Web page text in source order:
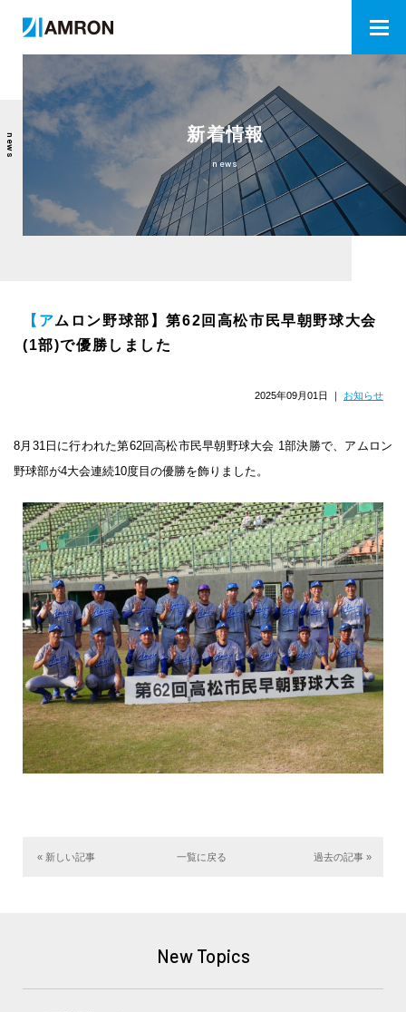
新着情報
news
news
【アムロン野球部】第62回高松市民早朝野球大会
(1部)で優勝しました
2025年09月01日 ｜ お知らせ
8月31日に行われた第62回高松市民早朝野球大会 1部決勝で、アムロン
野球部が4大会連続10度目の優勝を飾りました。
« 新しい記事 一覧に戻る 過去の記事 »
New Topics